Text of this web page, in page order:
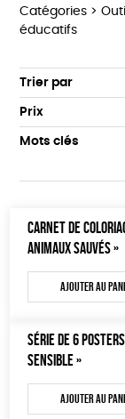
Catégories >
éducatifs
MARCHE POUR LA
OUTILS MILITANTS
TRACTS
CARTES
BROCHURES
OUTILS
AUTRES OUTILS
Trier par
Par défaut
Popularité
Prix : du - cher au
Prix
Tous
50 € - 100 €
150 € - 200 €
Plus de 200€
Mots clés
CARNET DE
ANIMAUX SAUVÉS »
Ajouter au
SÉRIE DE 6
SENSIBLE »
Ajouter au